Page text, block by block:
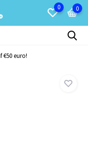
0 0
€50 euro!